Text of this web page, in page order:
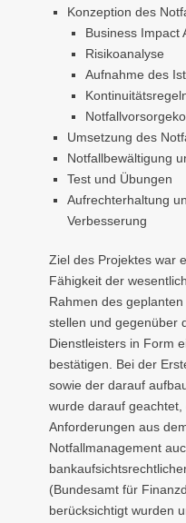
Konzeption des
Business Impact
Risikoanalyse
Aufnahme des
Umsetzung des
Notfallbewältigung
Test und Übungen
Aufrechterhaltung
Verbesserung
Ziel des Projektes war
Fähigkeit der
Rahmen des
stellen und gegenüber
Dienstleisters in Form
bestätigen. Bei der
sowie der darauf
wurde darauf
Anforderungen aus
Notfallmanagement
(Bundesamt für
berücksichtigt wurden